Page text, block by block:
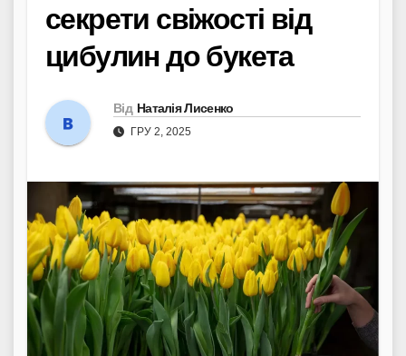
секрети свіжості від
цибулин до букета
Від Наталія Лисенко
ГРУ 2, 2025